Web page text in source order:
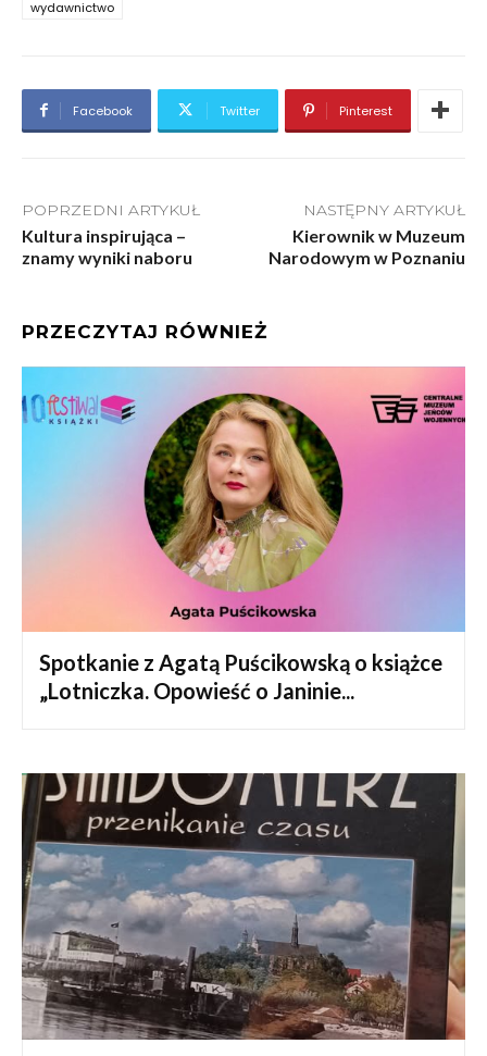
wydawnictwo
Facebook Twitter Pinterest
POPRZEDNI ARTYKUŁ
Kultura inspirująca –
znamy wyniki naboru
NASTĘPNY ARTYKUŁ
Kierownik w Muzeum
Narodowym w Poznaniu
PRZECZYTAJ RÓWNIEŻ
Spotkanie z Agatą Puścikowską o książce
„Lotniczka. Opowieść o Janinie...